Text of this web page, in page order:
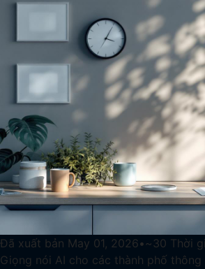
Đã xuất bản May 01, 2026• ~30 Thời
Giọng nói AI cho các thành phố